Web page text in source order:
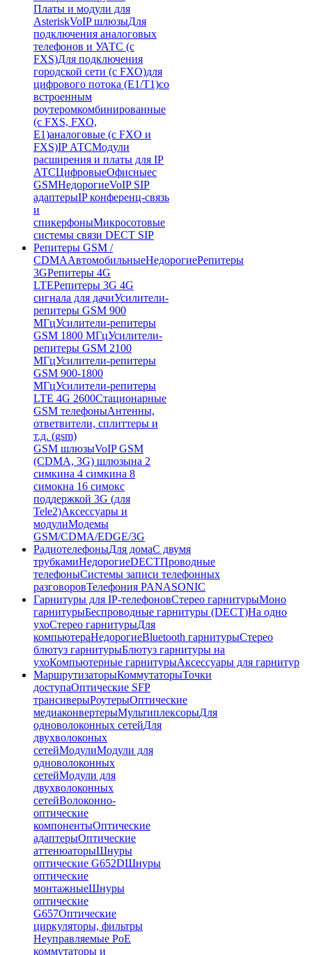
Платы и модули для
AsteriskVoIP шлюзыДля
подключения аналоговых
телефонов и УАТС (с
FXS)Для подключения
городской сети (с FXO)для
цифрового потока (E1/T1)со
встроенным
роутеромкомбинированные
(c FXS, FXO,
E1)аналоговые (с FXO и
FXS)IP АТСМодули
расширения и платы для IP
АТСЦифровыеОфисныес
GSMНедорогиеVoIP SIP
адаптерыIP конференц-связь
и
спикерфоныМикросотовые
системы связи DECT SIP
Репитеры GSM /
CDMAАвтомобильныеНедорогиеРепитеры
3GРепитеры 4G
LTEРепитеры 3G 4G
сигнала для дачиУсилители-
репитеры GSM 900
МГцУсилители-репитеры
GSM 1800 МГцУсилители-
репитеры GSM 2100
МГцУсилители-репитеры
GSM 900-1800
МГцУсилители-репитеры
LTE 4G 2600Стационарные
GSM телефоныАнтенны,
ответвители, сплиттеры и
т.д. (gsm)
GSM шлюзыVoIP GSM
(CDMA, 3G) шлюзына 2
симкина 4 симкина 8
симокна 16 симокс
поддержкой 3G (для
Tele2)Аксессуары и
модулиМодемы
GSM/CDMA/EDGE/3G
РадиотелефоныДля домаС двумя
трубкамиНедорогиеDECTПроводные
телефоныСистемы записи телефонных
разговоровТелефония PANASONIC
Гарнитуры для IP-телефоновСтерео гарнитурыМоно
гарнитурыБеспроводные гарнитуры (DECT)На одно
ухоСтерео гарнитурыДля
компьютераНедорогиеBluetooth гарнитурыСтерео
блютуз гарнитурыБлютуз гарнитуры на
ухоКомпьютерные гарнитурыАксессуары для гарнитур
МаршрутизаторыКоммутаторыТочки
доступаОптические SFP
трансиверыРоутерыОптические
медиаконвертерыМультиплексорыДля
одноволоконных сетейДля
двухволоконых
сетейМодулиМодули для
одноволоконных
сетейМодули для
двухволоконных
сетейВолоконно-
оптические
компонентыОптические
адаптерыОптические
аттенюаторыШнуры
оптические G652DШнуры
оптические
монтажныеШнуры
оптические
G657Оптические
циркуляторы, фильтры
Неуправляемые PoE
коммутаторы и